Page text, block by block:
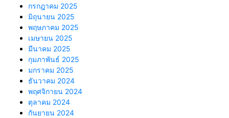
กรกฎาคม 2025
มิถุนายน 2025
พฤษภาคม 2025
เมษายน 2025
มีนาคม 2025
กุมภาพันธ์ 2025
มกราคม 2025
ธันวาคม 2024
พฤศจิกายน 2024
ตุลาคม 2024
กันยายน 2024